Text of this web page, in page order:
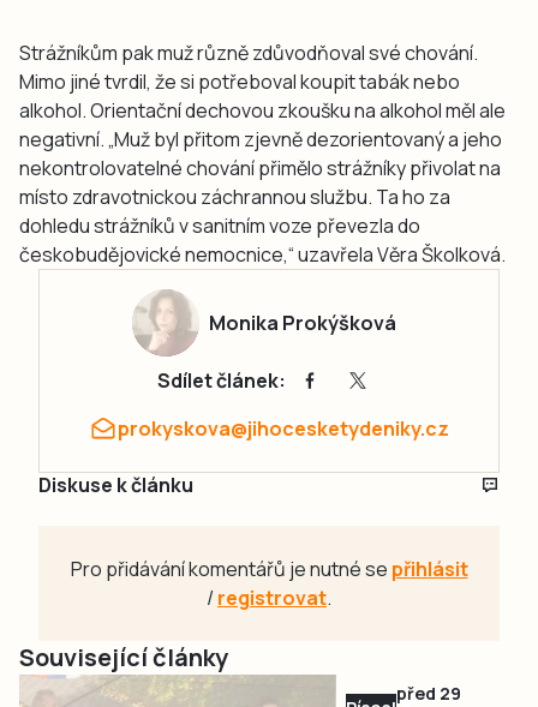
Strážníkům pak muž různě zdůvodňoval své chování.
Mimo jiné tvrdil, že si potřeboval koupit tabák nebo
alkohol. Orientační dechovou zkoušku na alkohol měl ale
negativní. „Muž byl přitom zjevně dezorientovaný a jeho
nekontrolovatelné chování přimělo strážníky přivolat na
místo zdravotnickou záchrannou službu. Ta ho za
dohledu strážníků v sanitním voze převezla do
českobudějovické nemocnice,“ uzavřela Věra Školková.
Monika Prokýšková
Sdílet článek:
prokyskova@jihocesketydeniky.cz
Diskuse k článku
Pro přidávání komentářů je nutné se přihlásit
/registrovat.
Související články
před 29